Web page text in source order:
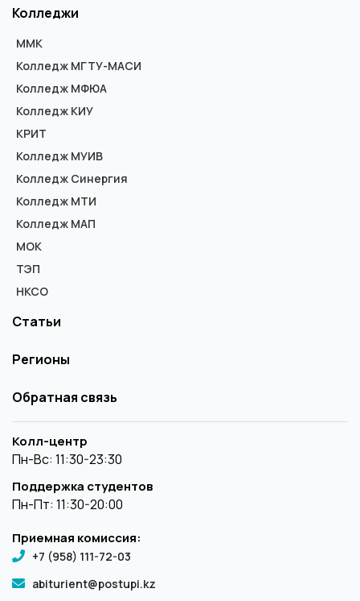
Колледжи
ММК
Колледж МГТУ-МАСИ
Колледж МФЮА
Колледж КИУ
КРИТ
Колледж МУИВ
Колледж Синергия
Колледж МТИ
Колледж МАП
МОК
ТЭП
НКСО
Статьи
Регионы
Обратная связь
Колл-центр
Пн-Вс: 11:30-23:30
Поддержка студентов
Пн-Пт: 11:30-20:00
Приемная комиссия:
+7 (958) 111-72-03
abiturient@postupi.kz